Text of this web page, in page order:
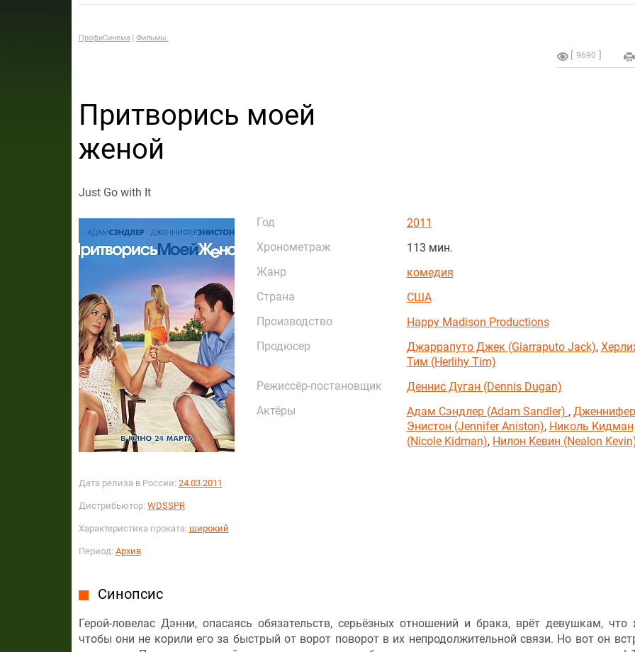
ПрофиСинема Фильмы.
9690
Притворись моей
женой
Just Go with It
Дата релиза в России: 24.03.2011
Дистрибьютор: WDSSPR
Характеристика проката: широкий
Период: Архив
Год
2011
Хронометраж
113 мин.
Жанр
комедия
Страна
США
Производство
Happy Madison Productions
Продюсер
Джаррапуто Джек (Giarraputo Jack),
Тим (Herlihy Tim)
Режиссёр-постановщик
Деннис Дуган (Dennis Dugan)
Актёры
Адам Сэндлер (Adam Sandler) , Дженнифер
Энистон (Jennifer Aniston), Николь Кидман
(Nicole Kidman), Нилон Кевин (Nealon
Синопсис
Герой-ловелас Дэнни, опасаясь обязательств, серьёзных отношений и брака, врёт девушкам, что
чтобы они не корили его за быстрый от ворот поворот в их непродолжительной связи. Но вот он